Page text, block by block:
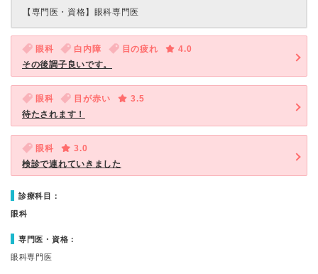
【専門医・資格】 眼科専門医
眼科 白内障 目の疲れ
4.0
その後調子良いです。
眼科 目が赤い
3.5
待たされます！
眼科
3.0
検診で連れていきました
診療科目：
眼科
専門医・資格：
眼科専門医